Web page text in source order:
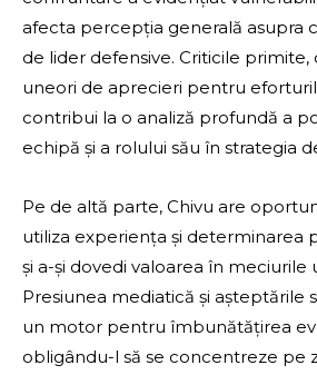
afecta percepția generală asupra
de lider defensive. Criticile
uneori de aprecieri pentru
contribui la o analiză profundă a
echipă și a rolului său în strategia
Pe de altă parte, Chivu are
utiliza experiența și determinarea
și a-și dovedi valoarea în meciurile
Presiunea mediatică și așteptările
un motor pentru îmbunătățirea
obligându-l să se concentreze pe